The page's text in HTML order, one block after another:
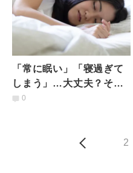
「常に眠い」「寝過ぎて
しまう」…大丈夫？それ
とも病気？心の専門家が
0
2